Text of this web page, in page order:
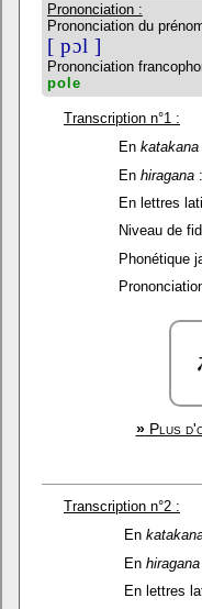
Prononciation :
Prononciation du
[ pɔl ]
Prononciation
pole
Transcription n°1 :
En katakana
En hiragana:
En lettres
Niveau de
Phonétique
»Plus
Transcription n°2 :
En
En hiragana
En lettres